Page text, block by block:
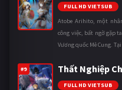
FULL HD VIETSUB
Atobe Arihito, một
công việc, bất ngờ gặp
Vương quốc Mê Cung.
#9 Thất Nghiệp
FULL HD VIETSUB